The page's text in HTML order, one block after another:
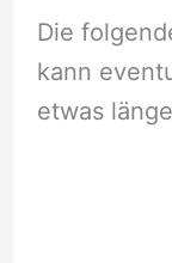
Die
kann
etwas